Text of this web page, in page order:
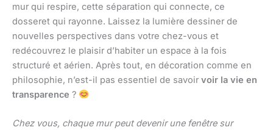
mur qui respire, cette séparation qui connecte, ce
dosseret qui rayonne. Laissez la lumière dessiner de
nouvelles perspectives dans votre chez-vous et
redécouvrez le plaisir d’habiter un espace à la fois
structuré et aérien. Après tout, en décoration comme en
philosophie, n’est-il pas essentiel de savoir voir la vie en
transparence ?
Chez vous, chaque mur peut devenir une fenêtre sur